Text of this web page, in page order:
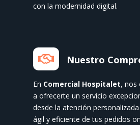
con la modernidad digital.
 Nuestro
En Comercial Hospitalet, nos
a ofrecerte un servicio
desde la atención
ágil y eficiente de tus pedidos